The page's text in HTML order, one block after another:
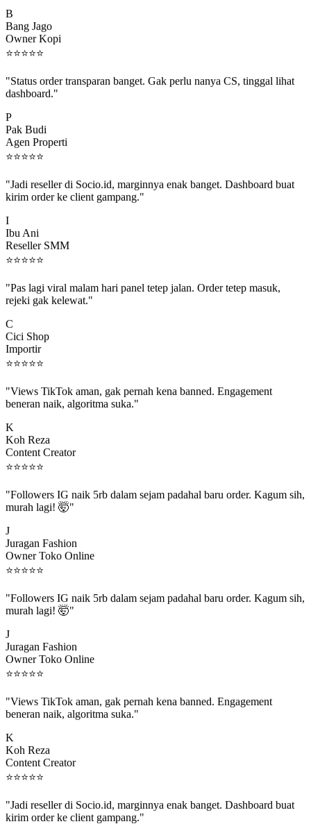
Bang Jago
Owner Kopi
⭐⭐⭐⭐⭐
dashboard."
Pak Budi
Agen Properti
⭐⭐⭐⭐⭐
kirim order ke client gampang."
Ibu Ani
Reseller SMM
⭐⭐⭐⭐⭐
rejeki gak kelewat."
Cici Shop
Importir
⭐⭐⭐⭐⭐
beneran naik, algoritma suka."
Koh Reza
Content Creator
⭐⭐⭐⭐⭐
murah lagi! 🤯"
Juragan Fashion
Owner Toko Online
⭐⭐⭐⭐⭐
murah lagi! 🤯"
Juragan Fashion
Owner Toko Online
⭐⭐⭐⭐⭐
beneran naik, algoritma suka."
Koh Reza
Content Creator
⭐⭐⭐⭐⭐
kirim order ke client gampang."